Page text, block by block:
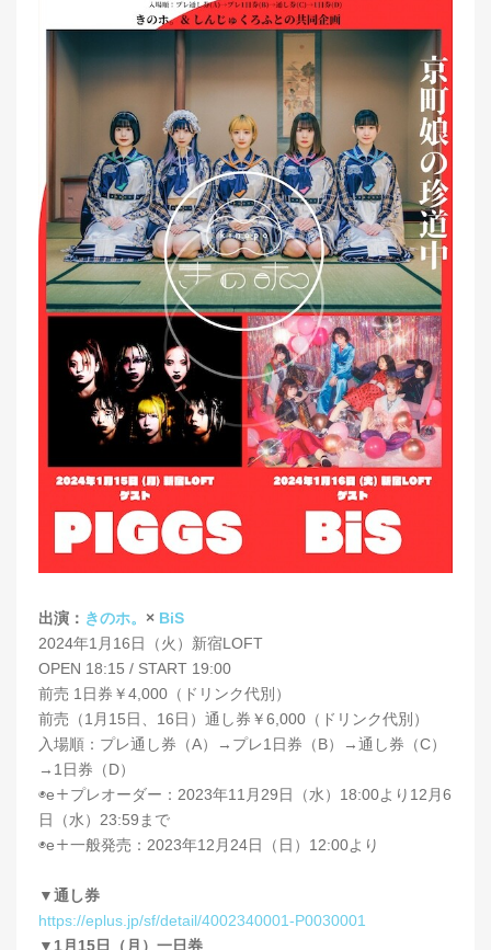
出演： きのホ。 × BiS
2024年1月16日（火）新宿LOFT
OPEN 18:15 / START 19:00
前売 1日券￥4,000（ドリンク代別）
前売（1月15日、16日）通し券￥6,000（ドリンク代別）
入場順：プレ通し券（A）→プレ1日券（B）→通し券（C）
→1日券（D）
◉e＋プレオーダー：2023年11月29日（水）18:00より12月6
日（水）23:59まで
◉e＋一般発売：2023年12月24日（日）12:00より
▼通し券
https://eplus.jp/sf/detail/4002340001-P0030001
▼1月15日（月）一日券